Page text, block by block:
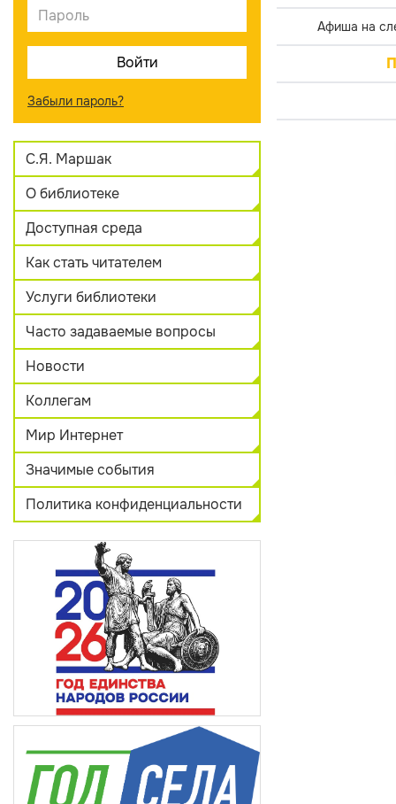
Забыли пароль?
С.Я. Маршак
О библиотеке
Доступная среда
Как стать читателем
Услуги библиотеки
Часто задаваемые вопросы
Новости
Коллегам
Мир Интернет
Значимые события
Политика конфиденциальности
Афиша на